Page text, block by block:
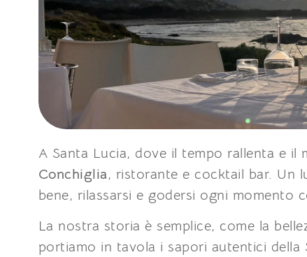
A Santa Lucia, dove il tempo rallenta e il
Conchiglia, ristorante e cocktail bar. Un
bene, rilassarsi e godersi ogni momento
La nostra storia è semplice, come la
portiamo in tavola i sapori autentici della